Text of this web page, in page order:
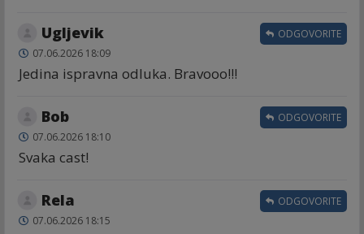
Ugljevik
07.06.2026 18:09
Jedina ispravna odluka. Bravooo!!!
ODGOVORITE
Bob
07.06.2026 18:10
Svaka cast!
ODGOVORITE
Rela
07.06.2026 18:15
ODGOVORITE